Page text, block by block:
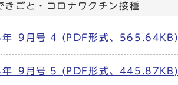
きごと・コロナワクチン接種
年_9月号 4 (PDF形式、565.64KB)
年_9月号 5 (PDF形式、445.87KB)